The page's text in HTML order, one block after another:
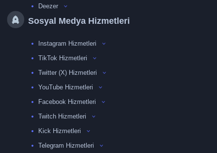
Deezer
Sosyal Medya Hizmetleri
Instagram Hizmetleri
TikTok Hizmetleri
Twitter (X) Hizmetleri
YouTube Hizmetleri
Facebook Hizmetleri
Twitch Hizmetleri
Kick Hizmetleri
Telegram Hizmetleri